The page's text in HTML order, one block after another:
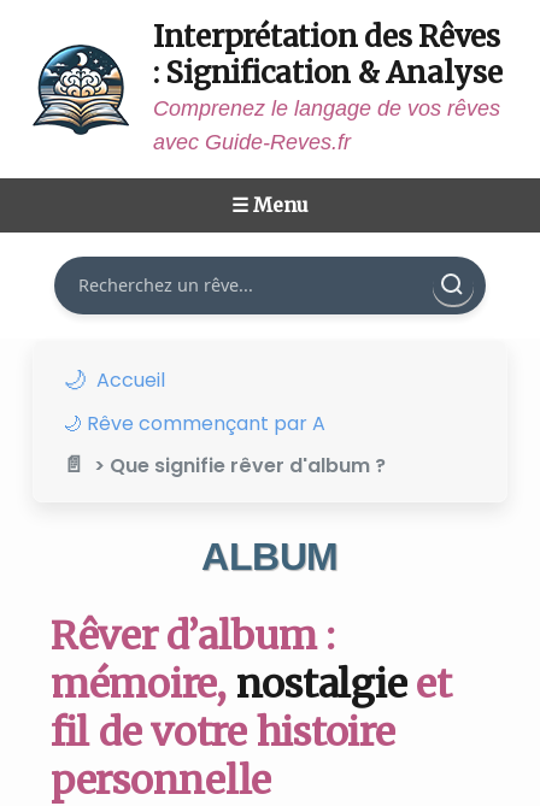
Interprétation des Rêves
: Signification & Analyse
Comprenez le langage de vos rêves
avec Guide-Reves.fr
☰ Menu
Rechercher
Accueil
🌙 Rêve commençant par A
> Que signifie rêver d'album ?
ALBUM
Rêver d’album :
mémoire, nostalgieet
fil de votre histoire
personnelle